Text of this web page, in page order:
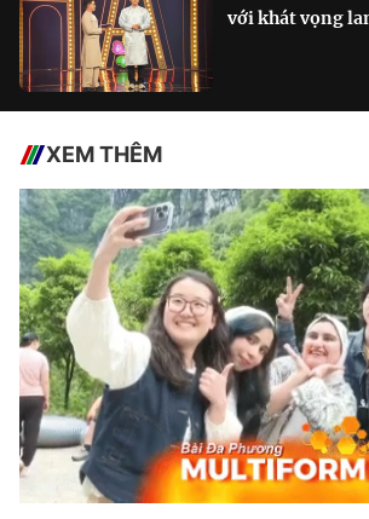
với khát vọng
XEM THÊM